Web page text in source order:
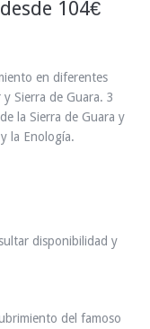
104€
en diferentes
Sierra de Guara. 3
la Sierra de Guara y
la Enología.
disponibilidad y
del famoso